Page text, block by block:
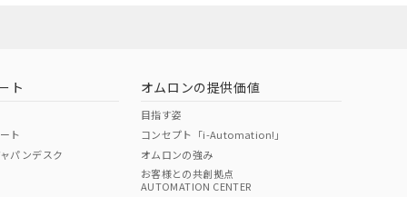
ト
ト
パンデスク
オムロンの提供価値
目指す姿
コンセプト「i-Automation!」
オムロンの強み
お客様との共創拠点
AUTOMATION CENTER